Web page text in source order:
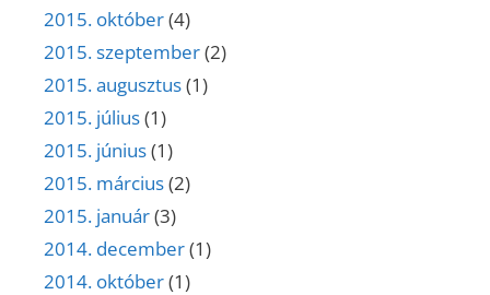
2015. október(4)
2015. szeptember(2)
2015. augusztus(1)
2015. július(1)
2015. június(1)
2015. március(2)
2015. január(3)
2014. december(1)
2014. október(1)